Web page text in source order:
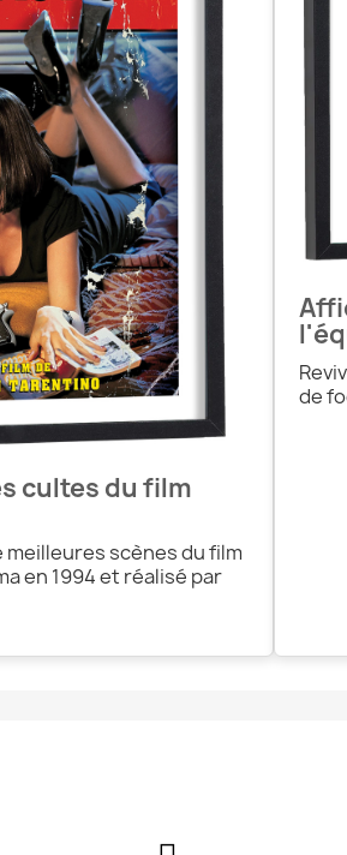
cultes du film
scènes du film
en 1994 et réalisé par
de